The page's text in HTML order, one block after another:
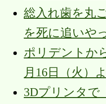
総入れ歯を丸
を死に追いや
ポリデントか
月16日（火）
3Dプリンタで